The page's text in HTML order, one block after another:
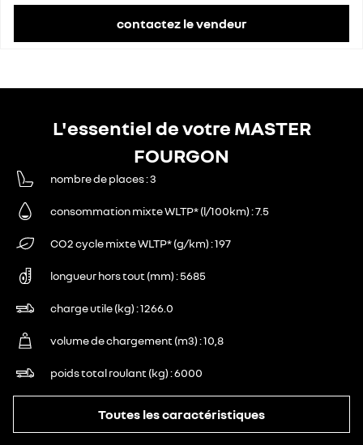
contactez le vendeur
L'essentiel de votre MASTER
FOURGON
nombre de places 3
consommation mixte WLTP* (l/100km) 7.5
CO2 cycle mixte WLTP* (g/km) 197
longueur hors tout (mm) 5685
charge utile (kg) 1266.0
volume de chargement (m3) 10,8
poids total roulant (kg) 6000
Toutes les caractéristiques